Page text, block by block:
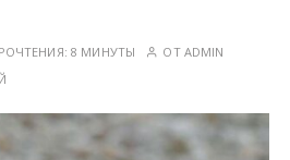
8 МИНУТЫ ОТ ADMIN